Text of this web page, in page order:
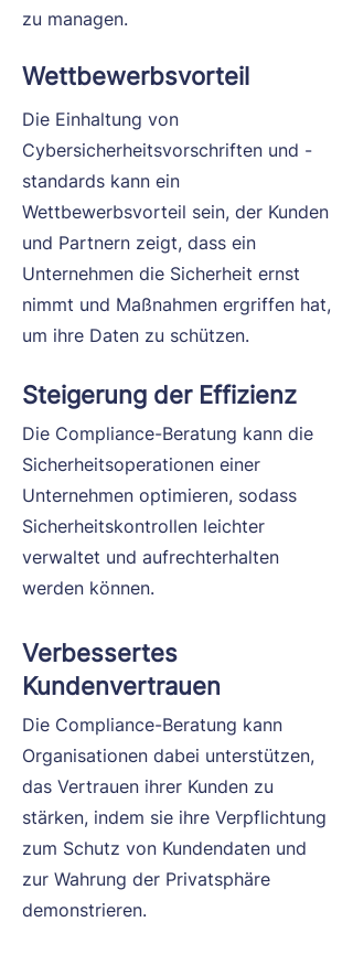
zu managen.
Wettbewerbsvorteil
Die Einhaltung von
Cybersicherheitsvorschriften und -
standards kann ein
Wettbewerbsvorteil sein, der Kunden
und Partnern zeigt, dass ein
Unternehmen die Sicherheit ernst
nimmt und Maßnahmen ergriffen hat,
um ihre Daten zu schützen.
Steigerung der Effizienz
Die Compliance-Beratung kann die
Sicherheitsoperationen einer
Unternehmen optimieren, sodass
Sicherheitskontrollen leichter
verwaltet und aufrechterhalten
werden können.
Verbessertes
Kundenvertrauen
Die Compliance-Beratung kann
Organisationen dabei unterstützen,
das Vertrauen ihrer Kunden zu
stärken, indem sie ihre Verpflichtung
zum Schutz von Kundendaten und
zur Wahrung der Privatsphäre
demonstrieren.